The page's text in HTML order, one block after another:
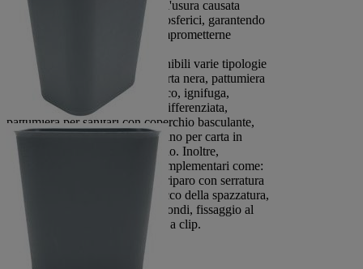
per resistere alle intemperie e all'usura causata
dall'esposizione agli agenti atmosferici, garantendo
una durata nel tempo senza comprometterne
l'efficienza.
Nel nostro catalogo sono disponibili varie tipologie
di pattumiere: pattumiera per carta nera, pattumiera
con sportello a ritorno automatico, ignifuga,
secchio interno per la raccolta differenziata,
pattumiera per sanitari con coperchio basculante,
cassonetto mobili a pedale, cestino per carta in
metallo nero, contenitore rotondo. Inoltre,
proponiamo anche accessori complementari come:
carrello mobile per pattumiera, riparo con serratura
per pattumiera, supporto per sacco della spazzatura,
base a rotelle per contenitori rotondi, fissaggio al
suolo per pattumiera, coperchio a clip.